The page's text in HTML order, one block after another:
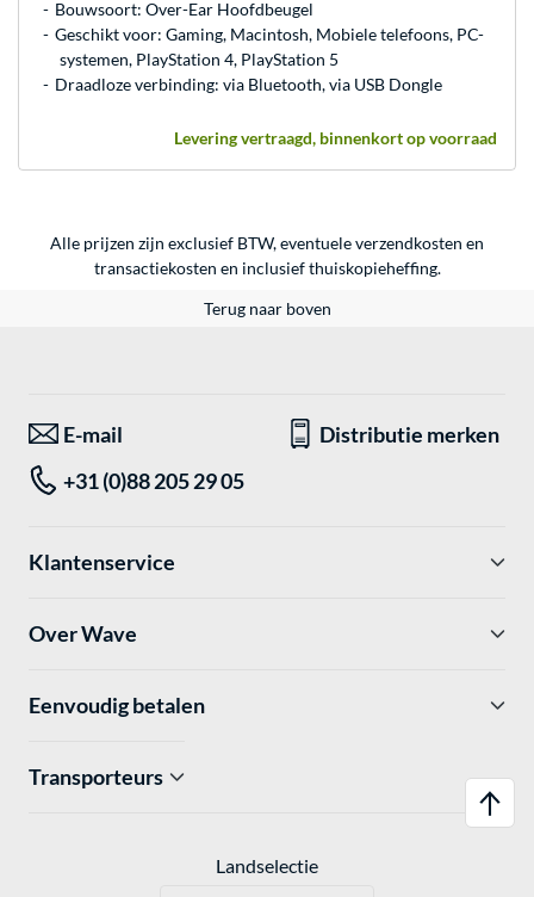
Bouwsoort: Over-Ear Hoofdbeugel
Geschikt voor: Gaming, Macintosh, Mobiele telefoons, PC-
systemen, PlayStation 4, PlayStation 5
Draadloze verbinding: via Bluetooth, via USB Dongle
Levering vertraagd, binnenkort op voorraad
Alle prijzen zijn exclusief BTW, eventuele verzendkosten en
transactiekosten en inclusief thuiskopieheffing.
Terug naar boven
E-mail
Distributie merken
+31 (0)88 205 29 05
Klantenservice
Over Wave
Eenvoudig betalen
Transporteurs
Landselectie